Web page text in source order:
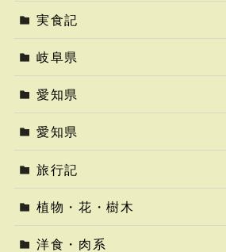
実食記
岐阜県
愛知県
愛知県
旅行記
植物・花・樹木
洋食・肉系